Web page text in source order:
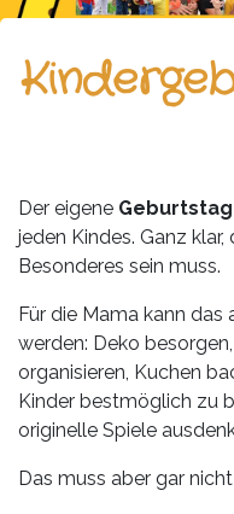
Weitere
Leistungen
Über
uns
Fotos,
Events
Videos
Der eigene Geburtstag
jeden Kindes. Ganz
Besonderes sein muss.
Für die Mama kann
werden: Deko
organisieren, Kuchen
Kinder bestmöglich zu
originelle Spiele
Das muss aber gar